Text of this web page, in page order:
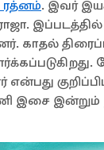
. இவர்
இப்படத்தில்
காதல்
இன்றும்